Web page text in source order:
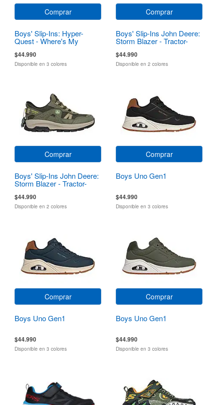
Comprar
Boys' Slip-Ins: Hyper-
Quest - Where's My
$44.990
Disponible en 3 colores
Comprar
Boys' Slip-Ins John Deere:
Storm Blazer - Tractor-
$44.990
Disponible en 2 colores
Comprar
Boys' Slip-Ins John Deere:
Storm Blazer - Tractor-
$44.990
Disponible en 2 colores
Comprar
Boys Uno Gen1
$44.990
Disponible en 3 colores
Comprar
Boys Uno Gen1
$44.990
Disponible en 3 colores
Comprar
Boys Uno Gen1
$44.990
Disponible en 3 colores